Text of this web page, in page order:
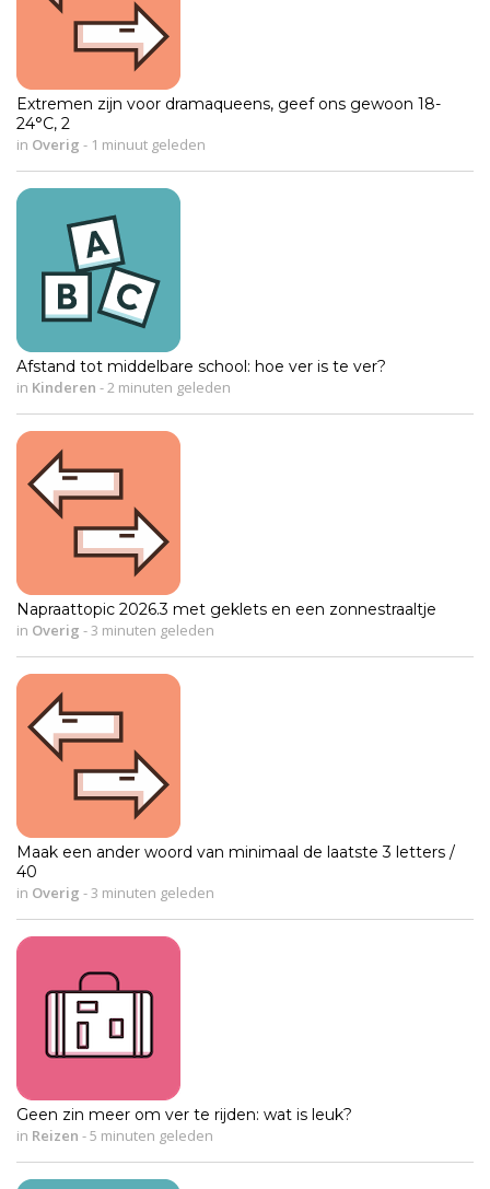
Extremen zijn voor dramaqueens, geef ons gewoon 18-
24°C, 2
in Overig - 1 minuut geleden
Afstand tot middelbare school: hoe ver is te ver?
in Kinderen -2 minuten geleden
Napraattopic 2026.3 met geklets en een zonnestraaltje
in Overig -3 minuten geleden
Maak een ander woord van minimaal de laatste 3 letters /
40
in Overig -3 minuten geleden
Geen zin meer om ver te rijden: wat is leuk?
in Reizen -5 minuten geleden